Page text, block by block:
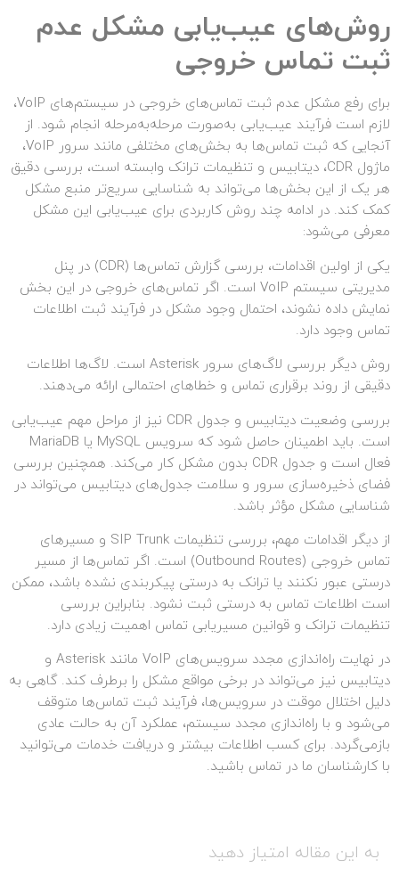
روش‌های عیب‌یابی مشکل عدم
ثبت تماس خروجی
برای رفع مشکل عدم ثبت تماس‌های خروجی در سیستم‌های VoIP،
لازم است فرآیند عیب‌یابی به‌صورت مرحله‌به‌مرحله انجام شود. از
آنجایی که ثبت تماس‌ها به بخش‌های مختلفی مانند سرور VoIP،
ماژول CDR، دیتابیس و تنظیمات ترانک وابسته است، بررسی دقیق
هر یک از این بخش‌ها می‌تواند به شناسایی سریع‌تر منبع مشکل
کمک کند. در ادامه چند روش کاربردی برای عیب‌یابی این مشکل
معرفی می‌شود:
یکی از اولین اقدامات، بررسی گزارش تماس‌ها (CDR) در پنل
مدیریتی سیستم VoIP است. اگر تماس‌های خروجی در این بخش
نمایش داده نشوند، احتمال وجود مشکل در فرآیند ثبت اطلاعات
تماس وجود دارد.
روش دیگر بررسی لاگ‌های سرور Asterisk است. لاگ‌ها اطلاعات
دقیقی از روند برقراری تماس و خطاهای احتمالی ارائه می‌دهند.
بررسی وضعیت دیتابیس و جدول CDR نیز از مراحل مهم عیب‌یابی
است. باید اطمینان حاصل شود که سرویس MySQL یا MariaDB
فعال است و جدول CDR بدون مشکل کار می‌کند. همچنین بررسی
فضای ذخیره‌سازی سرور و سلامت جدول‌های دیتابیس می‌تواند در
شناسایی مشکل مؤثر باشد.
از دیگر اقدامات مهم، بررسی تنظیمات SIP Trunk و مسیرهای
تماس خروجی (Outbound Routes) است. اگر تماس‌ها از مسیر
درستی عبور نکنند یا ترانک به درستی پیکربندی نشده باشد، ممکن
است اطلاعات تماس به درستی ثبت نشود. بنابراین بررسی
تنظیمات ترانک و قوانین مسیریابی تماس اهمیت زیادی دارد.
در نهایت راه‌اندازی مجدد سرویس‌های VoIP مانند Asterisk و
دیتابیس نیز می‌تواند در برخی مواقع مشکل را برطرف کند. گاهی به
دلیل اختلال موقت در سرویس‌ها، فرآیند ثبت تماس‌ها متوقف
می‌شود و با راه‌اندازی مجدد سیستم، عملکرد آن به حالت عادی
بازمی‌گردد. برای کسب اطلاعات بیشتر و دریافت خدمات می‌توانید
با کارشناسان ما در تماس باشید.
به این مقاله امتیاز دهید